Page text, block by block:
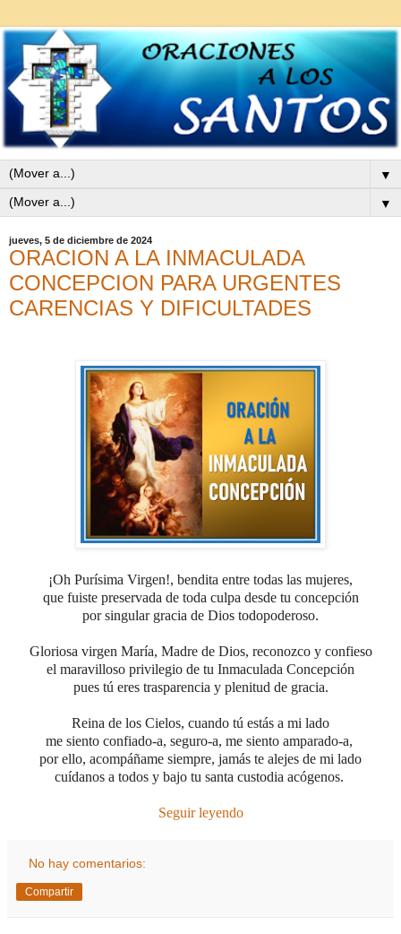
▼
▼
jueves, 5 de diciembre de 2024
ORACION A LA INMACULADA
CONCEPCION PARA URGENTES
CARENCIAS Y DIFICULTADES
¡Oh Purísima Virgen!, bendita entre todas las mujeres,
que fuiste preservada de toda culpa desde tu concepción
por singular gracia de Dios todopoderoso.
Gloriosa virgen María, Madre de Dios, reconozco y confieso
el maravilloso privilegio de tu Inmaculada Concepción
pues tú eres trasparencia y plenitud de gracia.
Reina de los Cielos, cuando tú estás a mi lado
me siento confiado-a, seguro-a, me siento amparado-a,
por ello, acompáñame siempre, jamás te alejes de mi lado
cuídanos a todos y bajo tu santa custodia acógenos.
Seguir leyendo
No hay comentarios:
Compartir